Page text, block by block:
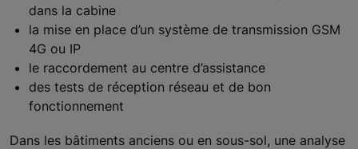
dans la cabine
la mise en place d’un système de transmission GSM
4G ou IP
le raccordement au centre d’assistance
des tests de réception réseau et de bon
fonctionnement
Dans les bâtiments anciens ou en sous-sol, une analyse